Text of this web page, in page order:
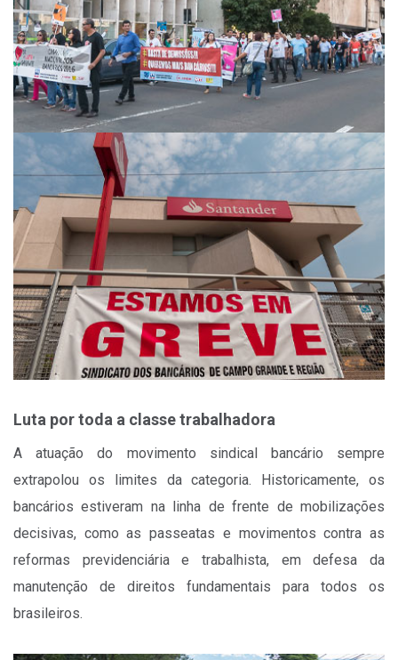
Luta por toda a classe trabalhadora
A atuação do movimento sindical bancário sempre
extrapolou os limites da categoria. Historicamente, os
bancários estiveram na linha de frente de mobilizações
decisivas, como as passeatas e movimentos contra as
reformas previdenciária e trabalhista, em defesa da
manutenção de direitos fundamentais para todos os
brasileiros.